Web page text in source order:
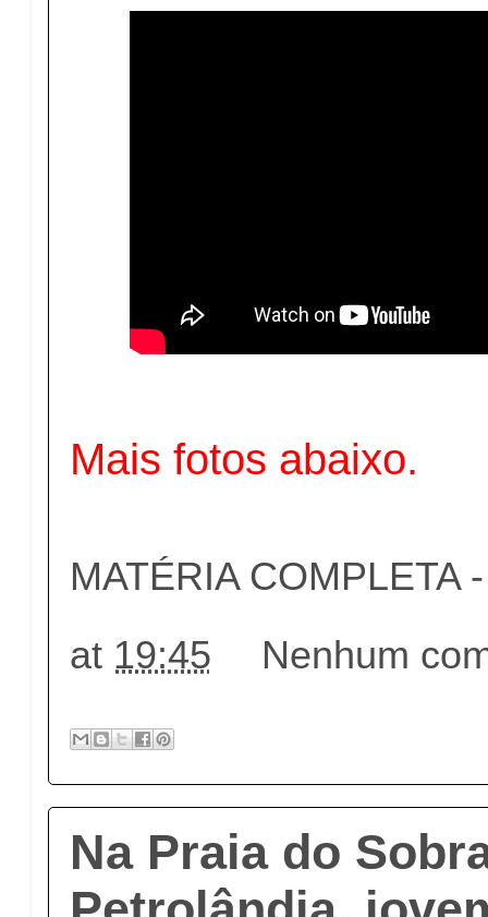
Mais fotos abaixo.
MATÉRIA COMPLETA
at 19:45 Nenhum
Na Praia do